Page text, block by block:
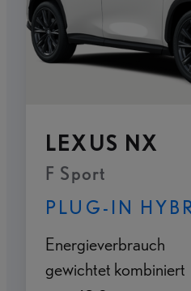
LEXUS NX
F Sport
PLUG-IN
Energieverbrauch
gewichtet kombiniert